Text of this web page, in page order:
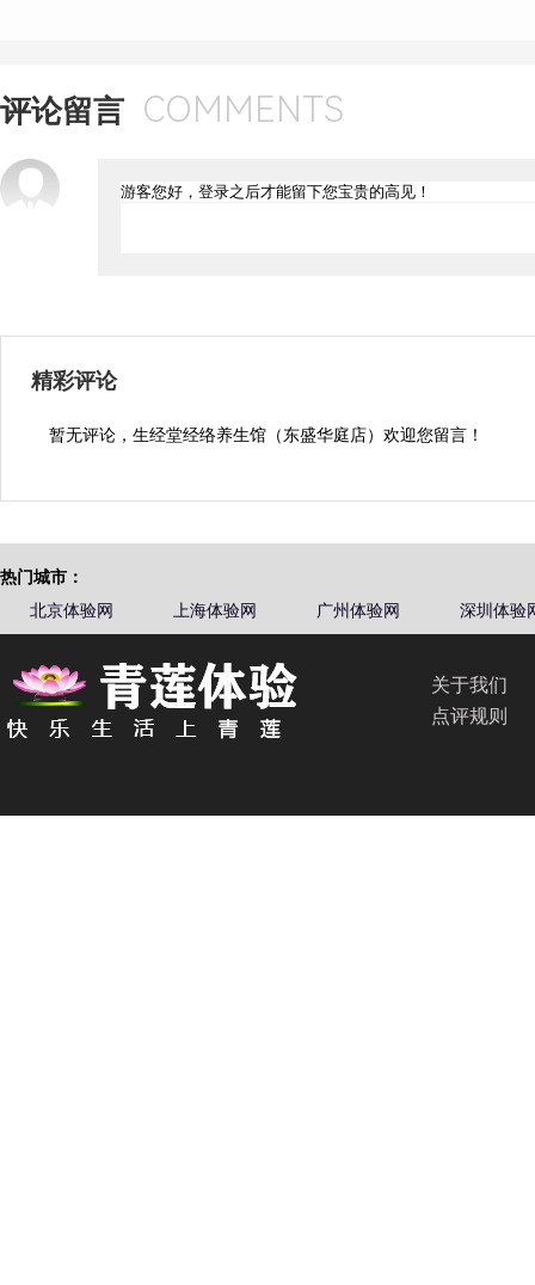
评论留言 COMMENTS
精彩评论
暂无评论，生经堂经络养生馆（东盛华庭店）欢迎您留言！
热门城市：
北京体验网
上海体验网 广州体验网 深圳体验
关于我们
点评规则